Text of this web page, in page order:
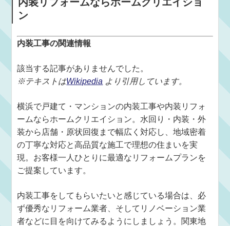
ン
内装工事の関連情報
該当する記事がありませんでした。
※テキストはWikipedia より引用しています。
横浜で戸建て・マンションの内装工事や内装リフォ
ームならホームクリエイション。水回り・内装・外
装から店舗・原状回復まで幅広く対応し、地域密着
の丁寧な対応と高品質な施工で理想の住まいを実
現。お客様一人ひとりに最適なリフォームプランを
ご提案しています。
内装工事をしてもらいたいと感じている場合は、必
ず優秀なリフォーム業者、そしてリノベーション業
者などに目を向けてみるようにしましょう。関東地